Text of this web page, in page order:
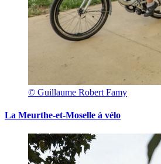
© Guillaume Robert Famy
La Meurthe-et-Moselle à vélo